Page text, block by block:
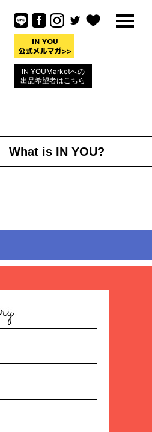
IN YOUMarketへの
出品希望者はこちら
What is IN YOU?